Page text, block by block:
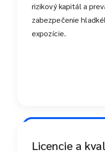
rizikový kapitál a
zabezpečenie
expozície.
Licencie a